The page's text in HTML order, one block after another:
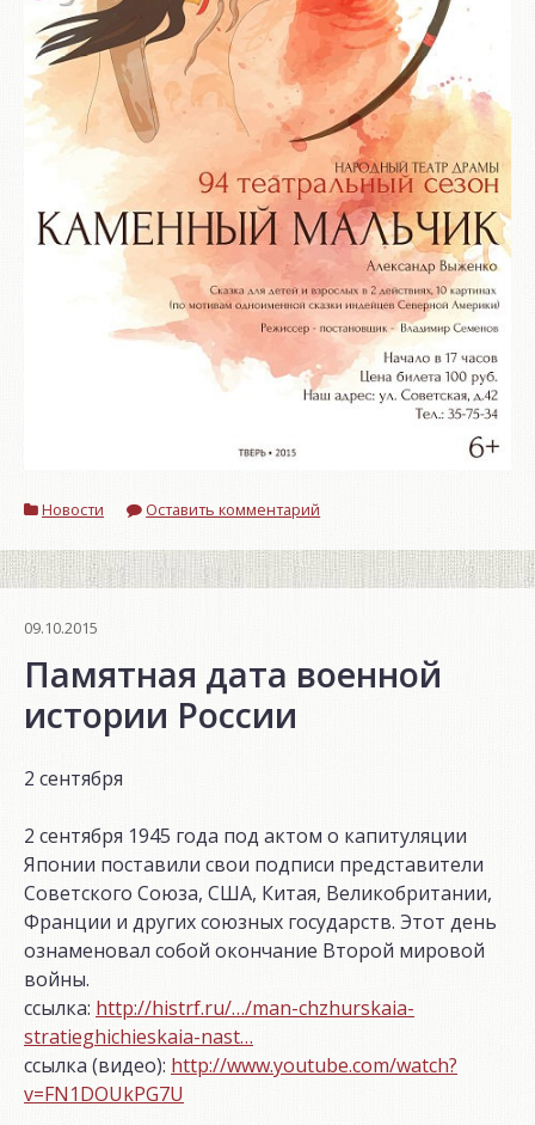
Новости Оставить комментарий
09.10.2015
Памятная дата военной
истории России
2 сентября
2 сентября 1945 года под актом о капитуляции
Японии поставили свои подписи представители
Советского Союза, США, Китая, Великобритании,
Франции и других союзных государств. Этот день
ознаменовал собой окончание Второй мировой
войны.
ссылка: http://histrf.ru/…/man-chzhurskaia-
stratieghichieskaia-nast…
ссылка (видео): http://www.youtube.com/watch?
v=FN1DOUkPG7U